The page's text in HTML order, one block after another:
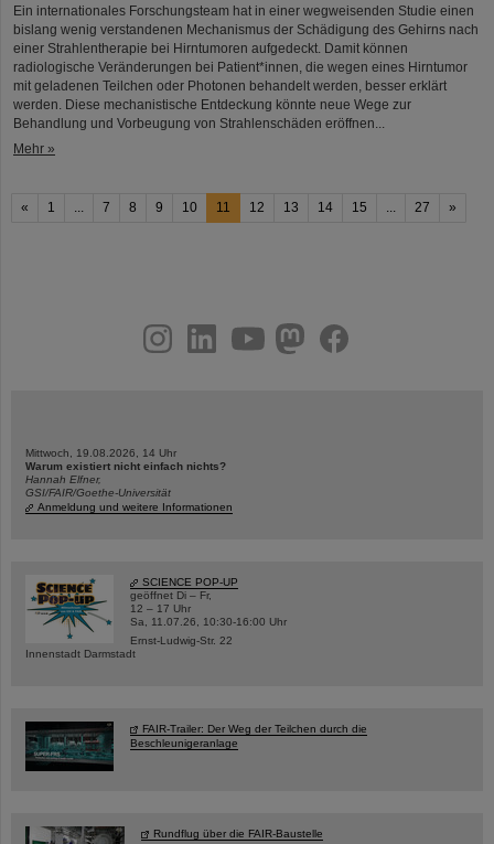
Ein internationales Forschungsteam hat in einer wegweisenden Studie einen
bislang wenig verstandenen Mechanismus der Schädigung des Gehirns nach
einer Strahlentherapie bei Hirntumoren aufgedeckt. Damit können
radiologische Veränderungen bei Patient*innen, die wegen eines Hirntumor
mit geladenen Teilchen oder Photonen behandelt werden, besser erklärt
werden. Diese mechanistische Entdeckung könnte neue Wege zur
Behandlung und Vorbeugung von Strahlenschäden eröffnen...
Mehr »
« 1 ... 7 8 9 10 11 12 13 14 15 ... 27 »
youtubehelmholtz.socialfacebook
Mittwoch, 19.08.2026, 14 Uhr
Warum existiert nicht einfach nichts?
Hannah Elfner,
GSI/FAIR/Goethe-Universität
Anmeldung und weitere Informationen
SCIENCE POP-UP
geöffnet Di – Fr,
12 – 17 Uhr
Sa, 11.07.26, 10:30-16:00 Uhr
Ernst-Ludwig-Str. 22
Innenstadt Darmstadt
FAIR-Trailer: Der Weg der Teilchen durch die
Beschleunigeranlage
Rundflug über die FAIR-Baustelle